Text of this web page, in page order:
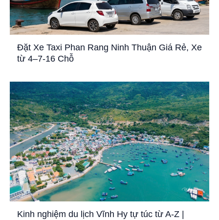
Đặt Xe Taxi Phan Rang Ninh Thuận Giá Rẻ, Xe
từ 4–7-16 Chỗ
Kinh nghiệm du lịch Vĩnh Hy tự túc từ A-Z |